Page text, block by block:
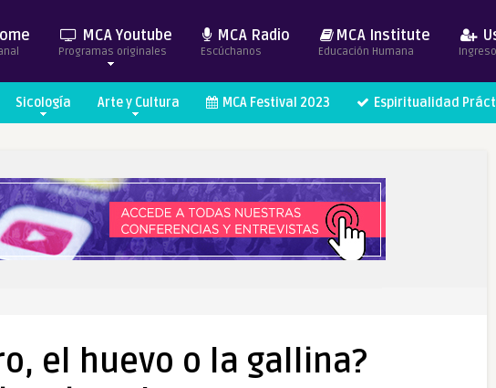
MCA Youtube
Programas originales
MCA Radio
Escúchanos
MCA Institute
Educación Humana
Sicología Arte y Cultura MCA Festival 2023 Espiritualidad
el huevo o la gallina?